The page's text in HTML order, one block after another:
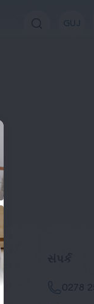
GUJ
0278